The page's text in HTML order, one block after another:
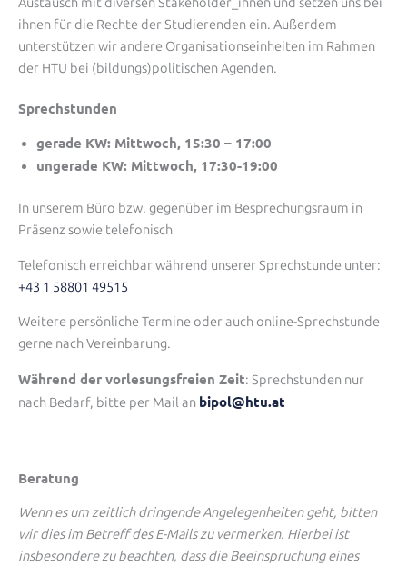
ihnen für die Rechte der Studierenden ein. Außerdem
unterstützen wir andere Organisationseinheiten im Rahmen
der HTU bei (bildungs)politischen Agenden.
Sprechstunden
gerade KW: Mittwoch, 15:30 – 17:00
ungerade KW: Mittwoch, 17:30-19:00
In unserem Büro bzw. gegenüber im Besprechungsraum in
Präsenz sowie telefonisch
Telefonisch erreichbar während unserer Sprechstunde unter:
+43 1 58801 49515
Weitere persönliche Termine oder auch online-Sprechstunde
gerne nach Vereinbarung.
Während der vorlesungsfreien Zeit: Sprechstunden nur
nach Bedarf, bitte per Mail an bipol@htu.at
Beratung
Wenn es um zeitlich dringende Angelegenheiten geht, bitten
wir dies im Betreff des E-Mails zu vermerken. Hierbei ist
insbesondere zu beachten, dass die Beeinspruchung eines